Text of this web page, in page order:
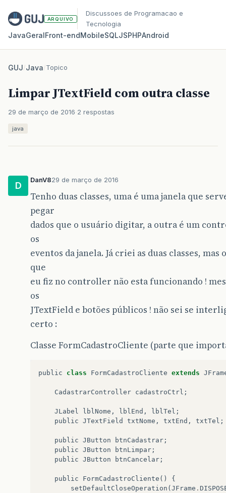
ARQUIVO
Discussoes de Programacao e
Tecnologia
JavaGeralFront‑endMobileSQLJSPHPAndroid
GUJ/Java/Topico
Limpar JTextField com outra classe
29 de março de 2016 2 respostas
java
D
DanV829 de março de 2016
Tenho duas classes, uma é uma janela que
pegar
dados que o usuário digitar, a outra é um
os
eventos da janela. Já criei as duas classes, mas
que
eu fiz no controller não esta funcionando !
os
JTextField e botões públicos ! não sei se
certo :
Classe FormCadastroCliente (parte que
public class FormCadastroCliente extends
CadastrarController cadastroCtrl ;
JLabel lblNome , lblEnd , lblTel ;
public JTextField txtNome , txtEnd , txtTel ;
public JButton btnCadastrar ;
public JButton btnLimpar ;
public JButton btnCancelar ;
public FormCadastroCliente ()
{
setDefaultCloseOperation ( JFrame .